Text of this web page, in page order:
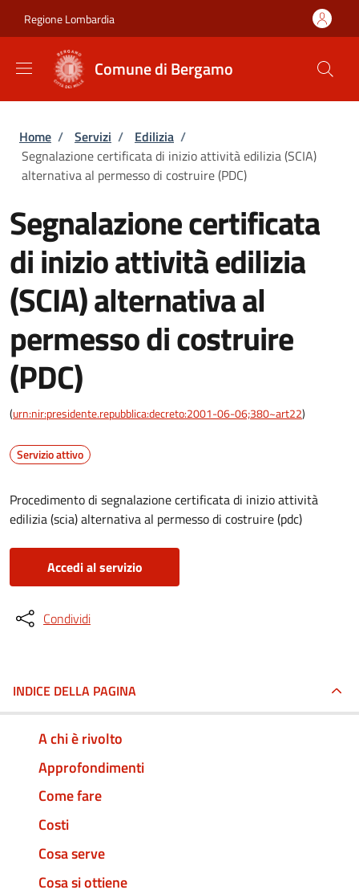
Regione Lombardia
Comune di Bergamo
Briciole di pane
Home / Servizi / Edilizia /
Segnalazione certificata di inizio attività edilizia (SCIA)
alternativa al permesso di costruire (PDC)
Segnalazione certificata
di inizio attività edilizia
(SCIA) alternativa al
permesso di costruire
(PDC)
(urn:nir:presidente.repubblica:decreto:2001-06-06;380~art22)
Servizio attivo
Procedimento di segnalazione certificata di inizio attività
edilizia (scia) alternativa al permesso di costruire (pdc)
Accedi al servizio
Condividi
INDICE DELLA PAGINA
A chi è rivolto
Approfondimenti
Come fare
Costi
Cosa serve
Cosa si ottiene